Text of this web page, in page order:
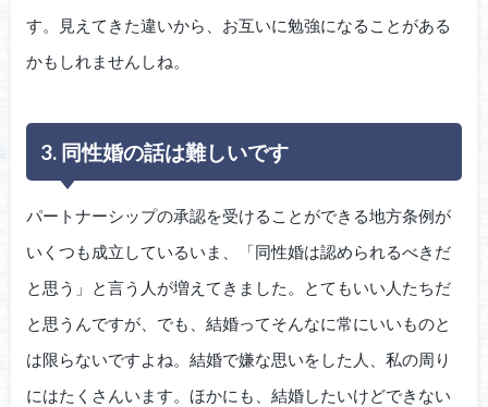
す。見えてきた違いから、お互いに勉強になることがある
かもしれませんしね。
3. 同性婚の話は難しいです
パートナーシップの承認を受けることができる地方条例が
いくつも成立しているいま、「同性婚は認められるべきだ
と思う」と言う人が増えてきました。とてもいい人たちだ
と思うんですが、でも、結婚ってそんなに常にいいものと
は限らないですよね。結婚で嫌な思いをした人、私の周り
にはたくさんいます。ほかにも、結婚したいけどできない